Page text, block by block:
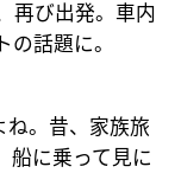
再び出発。車内
話題に。
ね。昔、家族旅
船に乗って見に